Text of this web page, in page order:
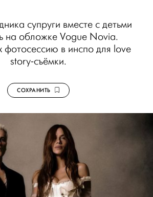
супруги вместе с детьми
на обложке Vogue Novia.
фотосессию в инспо для love
story-съёмки.
СОХРАНИТЬ